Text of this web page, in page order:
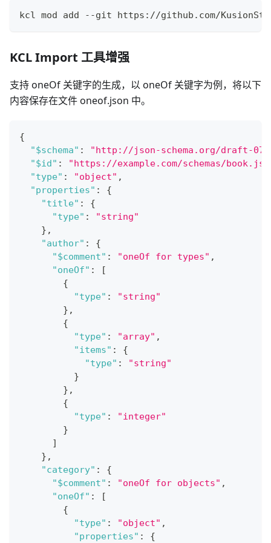
kcl mod add --git https://github.com/
KCL Import 工具增强
支持 oneOf 关键字的生成，以 oneOf 关键字为例，将以下
内容保存在文件 oneof.json 中。
{
"$schema" :
"http://json-schema.org/draft-07/
"$id" :
"https://example.com/schemas/
"type" : "object" ,
"properties" :
{
"title" :
{
"type" :
"string"
} ,
"author" :
{
"$comment" : "oneOf for types" ,
"oneOf" :
[
{
"type" :
"string"
} ,
{
"type" : "array" ,
"items" :
{
"type" :
"string"
}
} ,
{
"type" :
"integer"
}
]
} ,
"category" :
{
"$comment" : "oneOf for objects" ,
"oneOf" :
[
{
"type" : "object" ,
"properties" :
{